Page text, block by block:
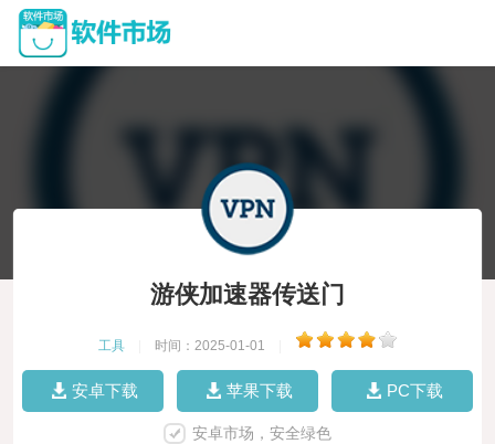
游侠加速器传送门
工具 时间：2025-01-01
安卓下载 苹果下载 PC下载
安卓市场，安全绿色